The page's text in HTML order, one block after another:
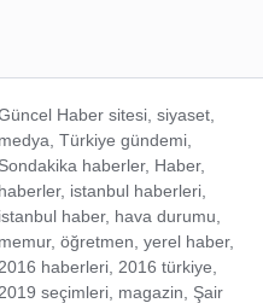
Haber sitesi, siyaset,
medya, Türkiye gündemi,
Sondakika haberler, Haber,
haberler, istanbul haberleri,
istanbul haber, hava durumu,
memur, öğretmen, yerel haber,
2016 haberleri, 2016 türkiye,
2019 seçimleri, magazin, Şair